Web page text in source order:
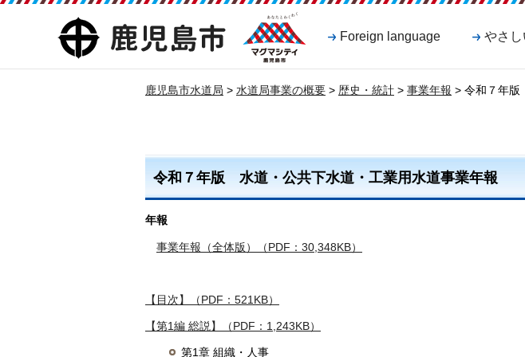
鹿児島市
マグマシティ
鹿児島市
Foreign language やさ
鹿児島市水道局 > 水道局事業の概要 > 歴史・統計 > 事業年報 > 令和７年
令和７年版 水道・公共下水道・工業用水道事業年報
年報
事業年報（全体版）（PDF：30,348KB）
【目次】（PDF：521KB）
【第1編 総説】（PDF：1,243KB）
第1章 組織・人事